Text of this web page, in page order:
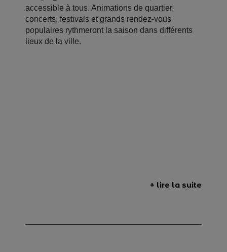
accessible à tous. Animations de quartier,
concerts, festivals et grands rendez-vous
populaires rythmeront la saison dans différents
lieux de la ville.
+ lire la suite